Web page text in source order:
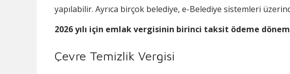
yapılabilir. Ayrıca birçok belediye, e-Belediye sistemleri
2026 yılı için emlak vergisinin birinci taksit ödeme
Çevre Temizlik Vergisi